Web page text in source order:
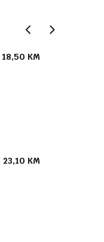
18,50 KM
23,10 KM